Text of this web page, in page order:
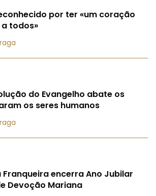
por ter «um coração
todos»
do Evangelho abate os
os seres humanos
encerra Ano Jubilar
Devoção Mariana